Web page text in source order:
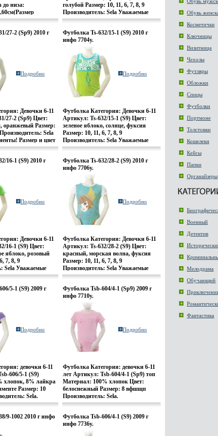
до низа:
L) Ширина:
L)
Quiksilver Размеры:
Компания
один из крупнейших
одежды для
видов спорта
начинается в
Грин (Alan
любитель
Quiksilver
он, вдохновленный
Wave off
сейчас уже
компании -
За свою
Quiksilver
маленькой
фирмы до хорошо
- магазины
всему миру
занимается
для
видов спорта,
и
каталоге
гардероба, как
и лайфстайл
магазине вы можете
джинсы,
многое другое и,
выбор
и др Команда
Алекс
Тони Хоук (Tony
Хосойи (Christian
Брок (Justin Brock),
(Jake Johnson),
Garci), Омар
Тим О’Конор
Девид Кларк (David
(Kyle Leeper).
27-2 (Sp9) 2010 г
Подробно
Девочки 6-11
27-2 (Sp9) Цвет:
оранжевый Размер:
Sela
Размер и цвет
при
16-1 (S9) 2010 г
Подробно
Девочки 6-11
16-1 (S9) Цвет:
яблоко, розовый
7, 8, 9
Sela Уважаемые
и цвет изделия
5-1 (S9) 2009 г
Подробно
девочки 6-11
606/5-1 (S9)
хлопок, 8% лайкра
Размер: 10
Sela.
9-1002 2010 г инфо
голубой Размер: 10, 11, 6, 7, 8, 9
Производитель: Sela Уважаемые
клиенты! Размер и цвет изделия
заказа.
Футболка Ts-632/15-1 (S9) 2010 г
инфо 7704y.
Подробно
Футболка Категория: Девочки 6-11
Артикул: Ts-632/15-1 (S9) Цвет:
зеленое яблоко, солнце, фуксия
Размер: 10, 11, 6, 7, 8, 9
Производитель: Sela Уважаемые
клиенты! Размер и цвет изделия
заказа.
Футболка Ts-632/28-2 (S9) 2010 г
инфо 7706y.
Подробно
Футболка Категория: Девочки 6-11
Артикул: Ts-632/28-2 (S9) Цвет:
красный, морская волна, фуксия
Размер: 10, 11, 6, 7, 8, 9
Производитель: Sela Уважаемые
клиенты! Размер и цвет изделия
заказа.
Футболка Tsb-604/4-1 (Sp9) 2009 г
инфо 7710y.
Подробно
Футболка Категория: девочки 6-11
лет Артикул: Tsb-604/4-1 (Sp9) топ
Материал: 100% хлопок Цвет:
белоснежный Размер: 8 вфшщп
Производитель: Sela.
Футболка Tsb-606/4-1 (S9) 2009 г
инфо 7736y.
Обувь
Косметички
Ключницы
Визитница
Чехолы
Футляры
Обложки
Спицы
Футболки
Портмоне
Толстовки
Кошелеки
Кейсы
Папки
Органайзеры
Военный
Детектив
Мелодрама
Обучающий
Фантастика